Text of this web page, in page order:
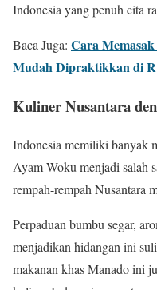
Indonesia yang penuh cita
Baca Juga: Cara
Mudah Dipraktikkan di
Kuliner Nusantara
Indonesia memiliki banyak
Ayam Woku menjadi salah
rempah-rempah Nusantara
Perpaduan bumbu segar,
menjadikan hidangan ini
makanan khas Manado ini